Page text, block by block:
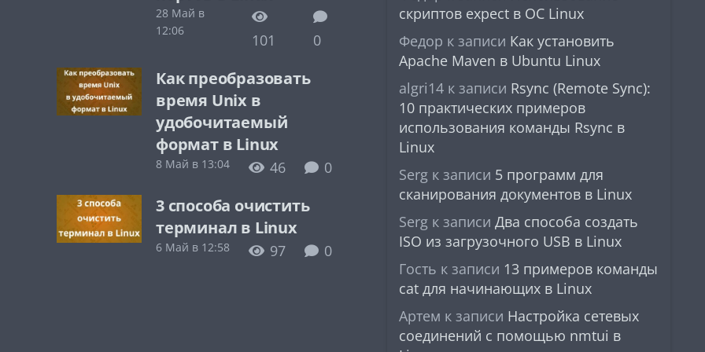
28 Май в
12:06
101 0
Как преобразовать
время Unix в
удобочитаемый
формат в Linux
8 Май в 13:04 46 0
3 способа очистить
терминал в Linux
6 Май в 12:58 97 0
скриптов expect в ОС Linux
Федор к записи Как установить
Apache Maven в Ubuntu Linux
algri14 к записи Rsync (Remote Sync):
10 практических примеров
использования команды Rsync в
Linux
Serg к записи 5 программ для
сканирования документов в Linux
Serg к записи Два способа создать
ISO из загрузочного USB в Linux
Гость к записи 13 примеров команды
cat для начинающих в Linux
Артем к записи Настройка сетевых
соединений с помощью nmtui в